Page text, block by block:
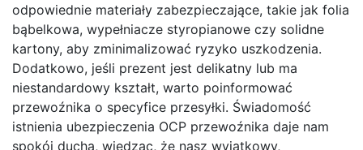
odpowiednie materiały zabezpieczające, takie jak folia
bąbelkowa, wypełniacze styropianowe czy solidne
kartony, aby zminimalizować ryzyko uszkodzenia.
Dodatkowo, jeśli prezent jest delikatny lub ma
niestandardowy kształt, warto poinformować
przewoźnika o specyfice przesyłki. Świadomość
istnienia ubezpieczenia OCP przewoźnika daje nam
spokój ducha, wiedząc, że nasz wyjątkowy,